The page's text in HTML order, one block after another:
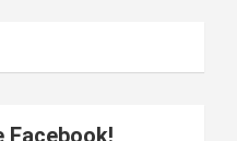
Facebook!